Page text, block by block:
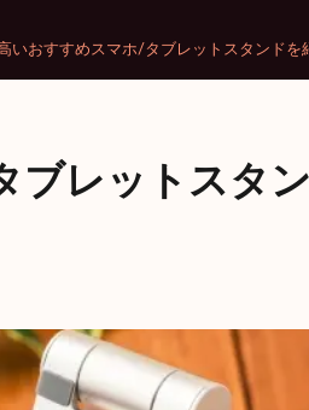
いおすすめスマホ/タブレットスタンドを
ブレットスタ